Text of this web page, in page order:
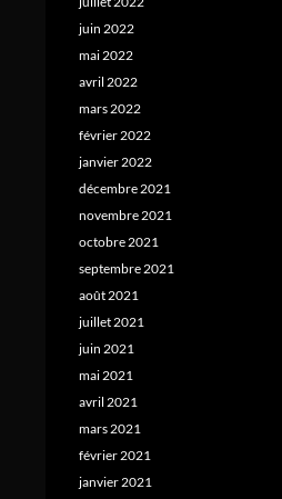
juin 2022
mai 2022
avril 2022
mars 2022
février 2022
janvier 2022
décembre 2021
novembre 2021
octobre 2021
septembre 2021
août 2021
juillet 2021
juin 2021
mai 2021
avril 2021
mars 2021
février 2021
janvier 2021